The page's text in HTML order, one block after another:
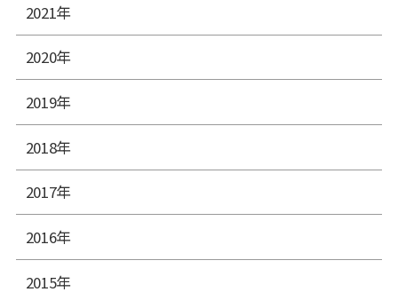
2021年
2020年
2019年
2018年
2017年
2016年
2015年